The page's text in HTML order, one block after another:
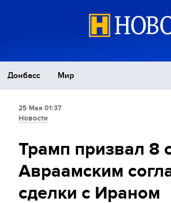
Донбасс Мир
Экономика
Спорт
25 Мая 01:37
Новости
Трамп призвал 8
Авраамским
сделки с Ираном